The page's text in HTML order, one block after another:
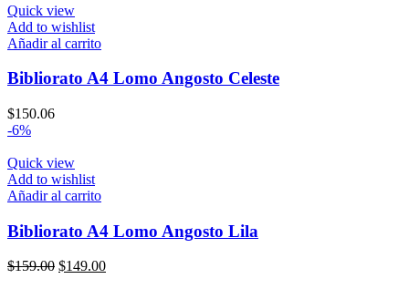
original
era:
$159.00.
Quick view
Add to wishlist
Añadir al carrito
Bibliorato A4 Lomo Angosto Celeste
$150.06
-6%
Quick view
Add to wishlist
Añadir al carrito
Bibliorato A4 Lomo Angosto Lila
$159.00 El
$149.00El